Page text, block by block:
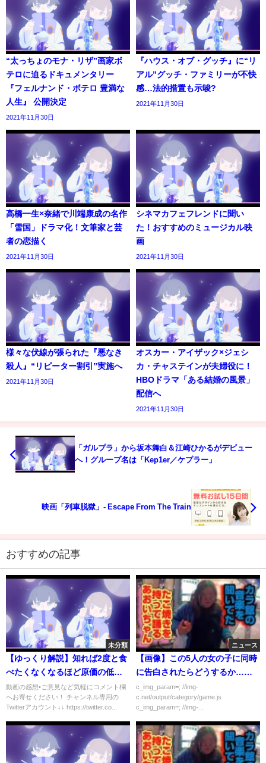
“太っちょのモナ・リザ”画家ボ
テロに迫るドキュメンタリー
『フェルナンド・ボテロ 豊満な
人生』 公開決定
2021年11月30日
『ハウス・オブ・グッチ』に“リ
アル”グッチ・ファミリーが不快
感…法的措置も示唆?
2021年11月30日
高橋一生×奈緒で川端康成の名作
「雪国」ドラマ化！文筆家と芸
者の恋描く
2021年11月30日
シネマカフェフレンドに聞い
た！おすすめのミュージカル映
画
2021年11月30日
様々な伏線が張られた『悪なき
殺人』“リピーター割引”実施へ
2021年11月30日
オスカー・アイザック×ジェシ
カ・チャステインが夫婦役に！
HBOドラマ「ある結婚の風景」
配信へ
2021年11月30日
「ガルプラ」から坂本舞白＆江崎ひかるがデビュー
へ！グループ名は「Kep1er／ケプラー」
映画「列車脱獄」- Escape From The Train
おすすめの記事
未分類
【ゆっくり解説】知れば2度と食
べたくなくなるほど原価の低い
食べ物達 Part1【ファストフー
ド】
動画の感想•ご意見など気軽にコメント欄
へお寄せください！ チャンネル専用の
Twitterアカウント↓↓ https://twitter.co...
ニュース
【画像】この5人の女の子に同時
に告白されたらどうするか…三
日三晩悩み続ける自信あるわ
c_img_param=; //img-
c.net/output/category/game.js
c_img_param=; //img-...